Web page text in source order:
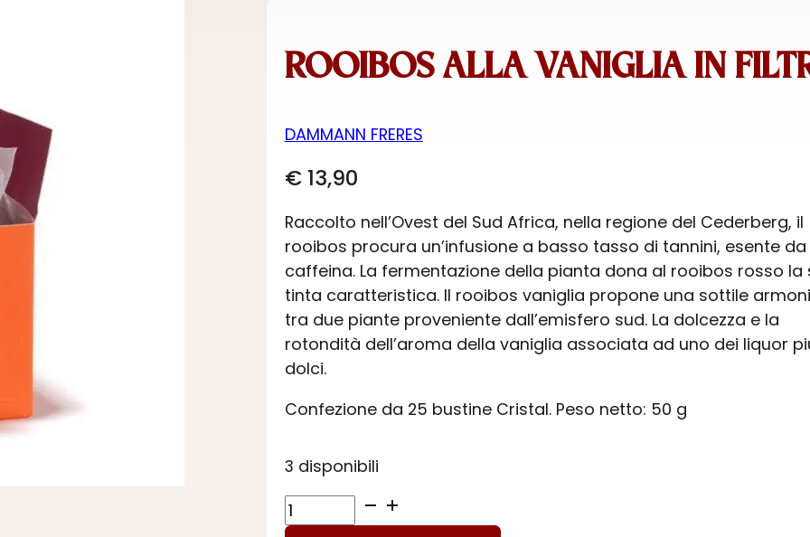
ROOIBOS ALLA VANIGLIA IN
DAMMANN FRERES
€13,90
Raccolto nell’Ovest del Sud Africa, nella regione del Cederberg, il
rooibos procura un’infusione a basso tasso di tannini, esente da
caffeina. La fermentazione della pianta dona al rooibos rosso la
tinta caratteristica. Il rooibos vaniglia propone una sottile
tra due piante proveniente dall’emisfero sud. La dolcezza e la
rotondità dell’aroma della vaniglia associata ad uno dei liquor
dolci.
Confezione da 25 bustine Cristal. Peso netto: 50 g
3 disponibili
ROOIBOS
ALLA